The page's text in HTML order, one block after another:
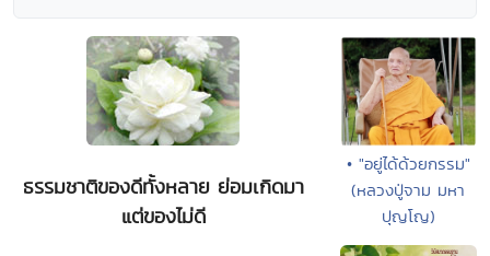
ธรรมชาติของดีทั้งหลาย ย่อมเกิดมา
แต่ของไม่ดี
• "อยู่ได้ด้วยกรรม"
(หลวงปู่จาม มหา
ปุญโญ)